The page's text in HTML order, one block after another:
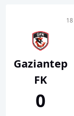
Gaziantep
FK
0